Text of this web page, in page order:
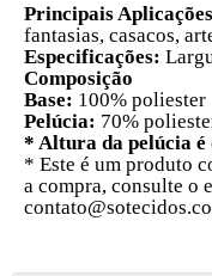
Principais
fantasias, casacos,
Especificações:
Composição
Base: 100% poliester
Pelúcia: 70%
* Altura da pelúcia é
* Este é um produto
a compra, consulte o